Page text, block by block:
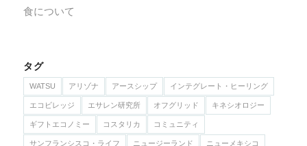
食について
タグ
WATSU アリゾナ アースシップ インテグレート・ヒーリング
エコビレッジ エサレン研究所 オフグリッド キネシオロジー
ギフトエコノミー コスタリカ コミュニティ
サンフランシスコ・ライフ ニュージーランド ニューメキシコ